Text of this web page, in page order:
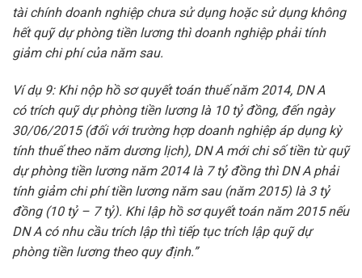
tài chính doanh nghiệp chưa sử dụng hoặc sử dụng không
hếtquỹdự phòng tiền lương thì doanh nghiệp phải tính
giảm chi phí của năm sau.
Ví dụ 9: Khi nộp hồ sơ quyết toán thuế năm 2014, DN A
cótrích quỹ dự phòng tiền lương là 10 tỷ đồng, đến ngày
30/06/2015 (đốivới trường hợp doanh nghiệp áp dụng kỳ
tính thuế theo năm dương lịch), DN A mới chi số tiền từ quỹ
dự phòng tiền lương năm 2014 là 7 tỷ đồng thì DN A phải
tính giảm chiphí tiền lương năm sau (năm 2015) là 3 tỷ
đồng (10 tỷ – 7 tỷ). Khilập hồ sơ quyết toán năm 2015 nếu
DN A có nhu cầu trích lập thì tiếp tục trích lập quỹ dự
phòng tiền lương theo quy định.”